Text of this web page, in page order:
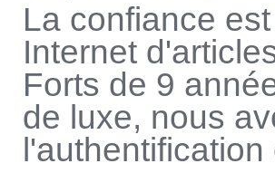
La confiance
Internet
Forts de 9
de luxe, nous